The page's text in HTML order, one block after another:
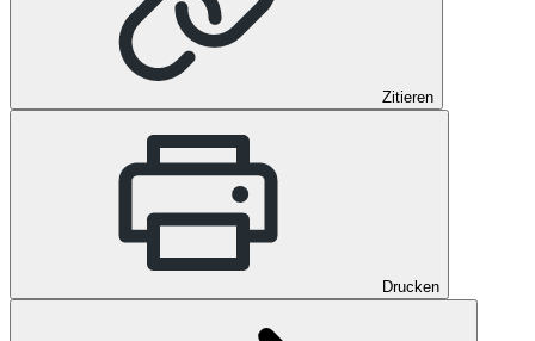
Zitieren
Drucken